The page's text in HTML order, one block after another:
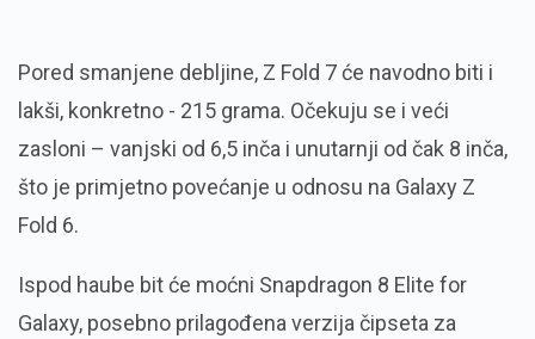
Pored smanjene debljine, Z Fold 7 će navodno biti i
lakši, konkretno - 215 grama. Očekuju se i veći
zasloni – vanjski od 6,5 inča i unutarnji od čak 8 inča,
što je primjetno povećanje u odnosu na Galaxy Z
Fold 6.
Ispod haube bit će moćni Snapdragon 8 Elite for
Galaxy, posebno prilagođena verzija čipseta za